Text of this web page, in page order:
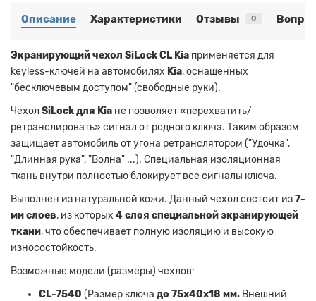
Описание Характеристики Отзывы 0
Экранирующий чехол SiLock CL Kia применяется для
keyless-ключей на автомобилях Kia, оснащенных
"бесключевым доступом" (свободные руки).
Чехол SiLock для Kia не позволяет «перехватить/
ретранслировать» сигнал от родного ключа. Таким образом
защищает автомобиль от угона ретранслятором ("Удочка",
"Длинная рука", "Волна" ...). Специальная изоляционная
ткань внутри полностью блокирует все сигналы ключа.
Выполнен из натуральной кожи. Данный чехол состоит из7-
ми слоев, из которых 4 слоя специальной экранирующей
ткани, что обеспечивает полную изоляцию и высокую
износостойкость.
Возможные модели (размеры) чехлов:
CL-7540 (Размер ключа до 75х40х18 мм. Внешний